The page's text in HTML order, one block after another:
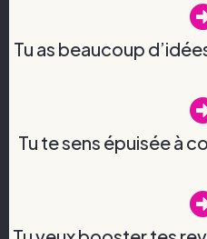
Tu as beaucoup
Tu te sens épuisée à